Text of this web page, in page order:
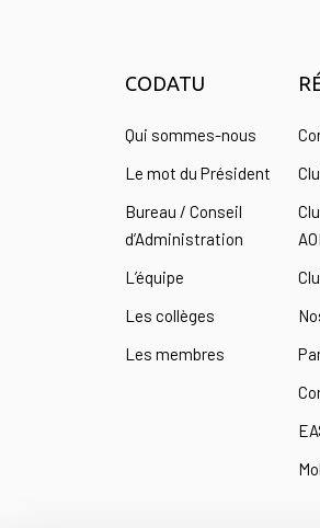
CODATU
Qui sommes-nous
Le mot du Président
Bureau / Conseil
d’Administration
L’équipe
Les collèges
Les membres